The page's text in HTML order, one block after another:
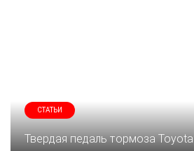
СТАТЬИ
Твердая педаль тормоза Toyota